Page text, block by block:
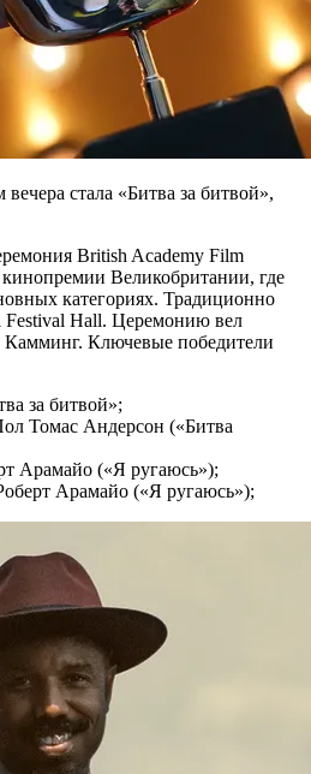
стала «Битва за битвой»,
British Academy Film
Великобритании, где
категориях. Традиционно
Festival Hall. Церемонию вел
Ключевые победители
за битвой»;
Томас Андерсон («Битва
Арамайо («Я ругаюсь»);
Арамайо («Я ругаюсь»);